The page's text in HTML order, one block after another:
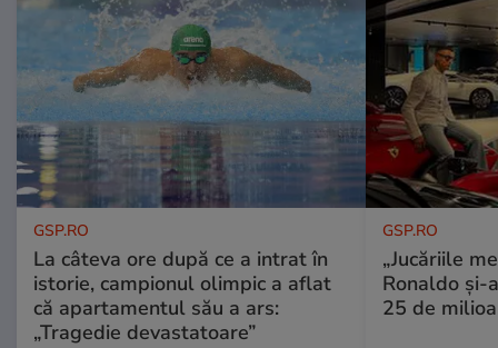
GSP.RO
La câteva ore după ce a intrat în
istorie, campionul olimpic a aflat
că apartamentul său a ars:
„Tragedie devastatoare”
GSP.RO
„Jucăriile
Ronaldo și-
25 de